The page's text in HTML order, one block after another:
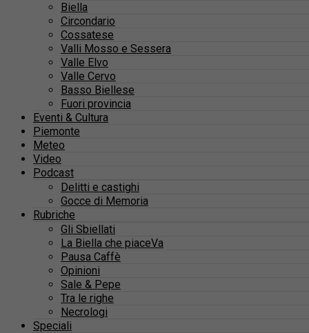
Biella
Circondario
Cossatese
Valli Mosso e Sessera
Valle Elvo
Valle Cervo
Basso Biellese
Fuori provincia
Eventi & Cultura
Piemonte
Meteo
Video
Podcast
Delitti e castighi
Gocce di Memoria
Rubriche
Gli Sbiellati
La Biella che piaceVa
Pausa Caffè
Opinioni
Sale & Pepe
Tra le righe
Necrologi
Speciali